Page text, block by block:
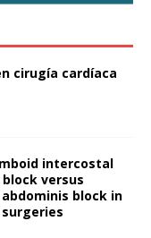
cirugía cardíaca
intercostal
versus
block in